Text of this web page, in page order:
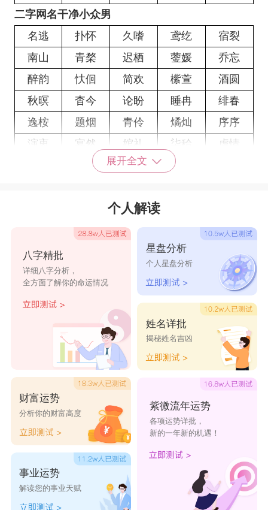
二字网名干净小众男
名逃
扑怀 久嗜 鸢纥
宿裂
南山
青楘 迟栖 蓥媛
乔忘
醉韵
忕佪 简欢 橴萱
酒圆
秋暝
杳今 论盼 睡冉
绯春
逸桉
题烟 青伶 燏灿
序序
演衷
宴然 婠礼 柒秴
虐情
西楼 戏言 予卿
负辞
铁汁 长衫 歆屿
熄月
咏雪
难遇 莓森
展开全文
个人解读
八字精批
详细八字分析，
全方面了解你的命运情况
财富运势
分析你的财富高度
事业运势
解读您的事业天赋
星盘分析
个人星盘分析
姓名详批
揭秘姓名吉凶
紫微流年运势
各项运势详批，
新的一年新的机遇！